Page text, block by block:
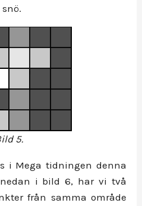
5.
i Mega tidningen denna
i bild 6, har vi två
från samma område